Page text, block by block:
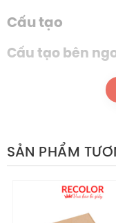
Cấu tạo
Cấu tạo bên
Bên ngoài hộp
chặt, không cần
lắp nhanh chóng,
Bề mặt giấy phù
Cấu tạo bên
SẢN PHẨM